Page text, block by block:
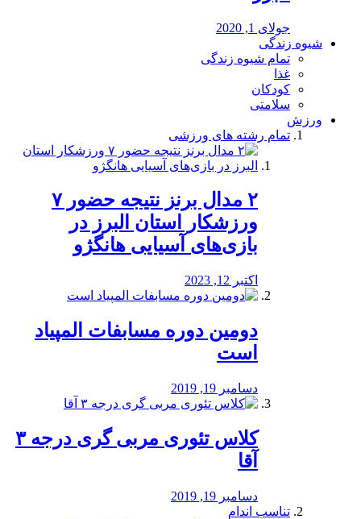
جولای 1, 2020
شیوه زندگی
تمام شیوه زندگی
غذا
کودکان
سلامتی
ورزش
تمام رشته های ورزشی
۲ مدال برنز نتیجه حضور ۷
ورزشکار استان البرز در
بازی‌های آسیایی هانگژو
اکتبر 12, 2023
دومین دوره مسابفات المپیاد
است
دسامبر 19, 2019
کلاس تئوری مربی گری درجه ۳
آقا
دسامبر 19, 2019
تناسب اندام